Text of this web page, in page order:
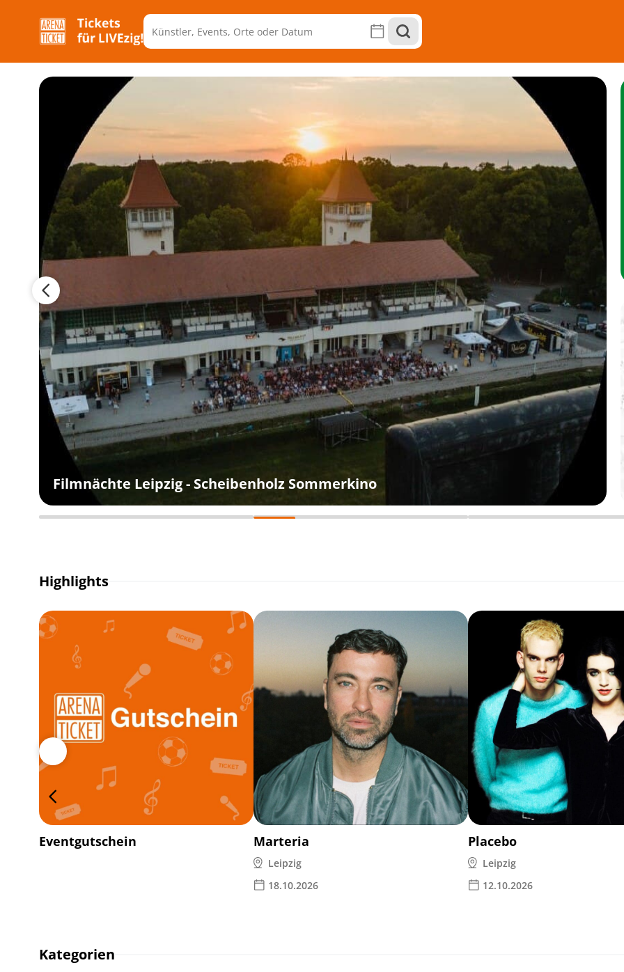
Filmnächte Leipzig - Scheibenholz Sommerkino
Highlights
Eventgutschein Marteria
Leipzig
18.10.2026
Placebo
Leipzig
12.10.2026
Kategorien